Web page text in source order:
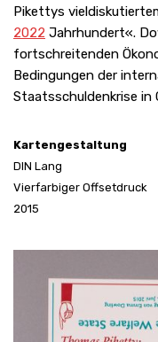
Pikettys
2022 Jahrhundert«.
fortschreitenden
Bedingungen der
Staatsschuldenkrise in
Kartengestaltung
DIN Lang
Vierfarbiger Offsetdruck
2015